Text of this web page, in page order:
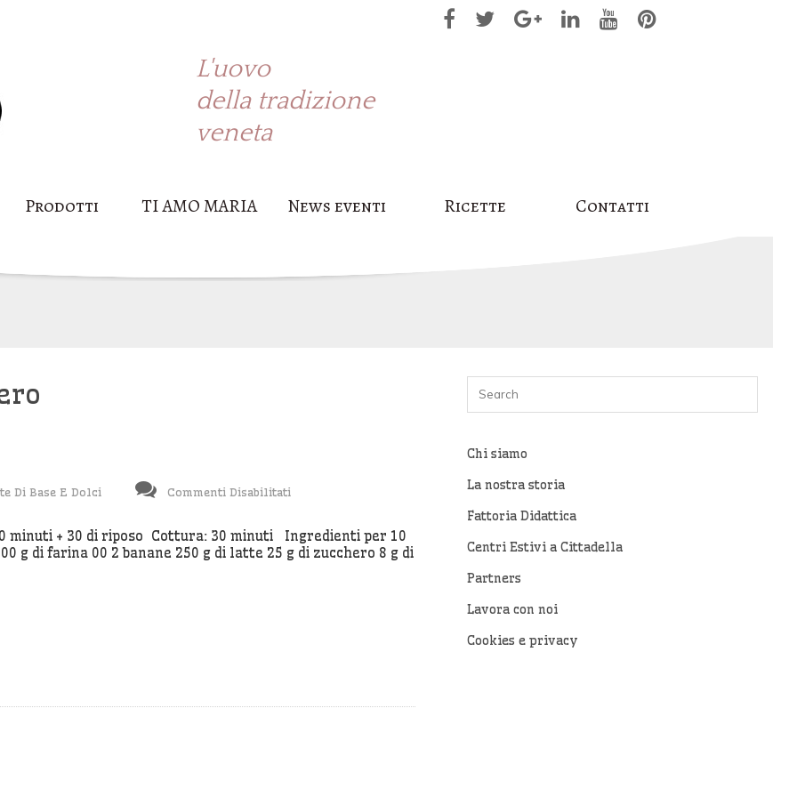
L'uovo
della tradizione
veneta
Prodotti TI AMO MARIA News eventi Ricette Contatti
Di Base E Dolci Commenti Disabilitati
Alla
Banana
minuti + 30 di riposo Cottura: 30 minuti Ingredienti per 10
g di farina 00 2 banane 250 g di latte 25 g di zucchero 8 g di
Chi siamo
La nostra storia
Fattoria Didattica
Centri Estivi a Cittadella
Partners
Lavora con noi
Cookies e privacy